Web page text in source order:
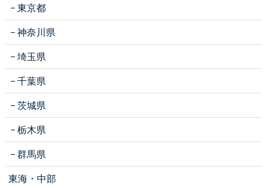
東京都
神奈川県
埼玉県
千葉県
茨城県
栃木県
群馬県
東海・中部